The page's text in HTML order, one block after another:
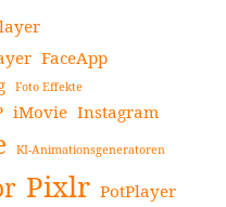
FaceApp
Foto Effekte
iMovie Instagram
KI-Animationsgeneratoren
Pixlr PotPlayer